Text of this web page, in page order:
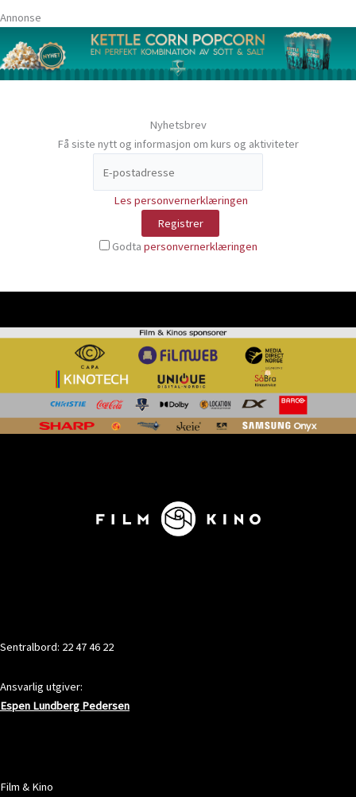
Annonse
Nyhetsbrev
Få siste nytt og informasjon om kurs og aktiviteter
Les personvernerklæringen
Godta personvernerklæringen
Sentralbord: 22 47 46 22
Ansvarlig utgiver:
Espen Lundberg Pedersen
Film & Kino